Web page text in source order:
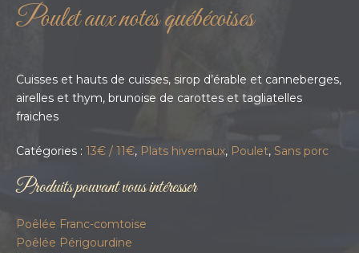
Poulet aux notes québécoises
Cuisses et hauts de cuisses, sirop d’érable et canneberges,
airelles et thym, brunoise de carottes et tagliatelles
fraiches
Catégories : 13€ / 11€, Plats hivernaux, Poulet, Sans porc
Produits pouvant vous intéresser
Poêlée Franc-comtoise
Poêlée Périgourdine